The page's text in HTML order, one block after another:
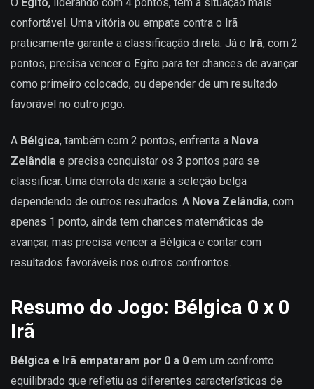
confortável. Uma vitória ou empate contra o Irã
praticamente garante a classificação direta. Já o Irã, com 2
pontos, precisa vencer o Egito para ter chances de avançar
como primeiro colocado, ou depender de um resultado
favorável no outro jogo.
A Bélgica, também com 2 pontos, enfrenta a Nova
Zelândia e precisa conquistar os 3 pontos para se
classificar. Uma derrota deixaria a seleção belga
dependendo de outros resultados. A Nova Zelândia, com
apenas 1 ponto, ainda tem chances matemáticas de
avançar, mas precisa vencer a Bélgica e contar com
resultados favoráveis nos outros confrontos.
Resumo do Jogo: Bélgica 0 x 0
Irã
Bélgica e Irã empataram por 0 a 0 em um confronto
equilibrado que refletiu as diferentes características de